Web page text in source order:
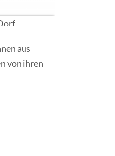
aus
von ihren